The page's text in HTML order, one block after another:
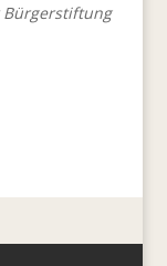
Bürgerstiftung